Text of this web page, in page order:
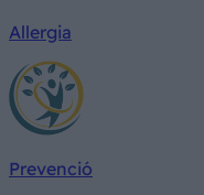
Allergia
Prevenció